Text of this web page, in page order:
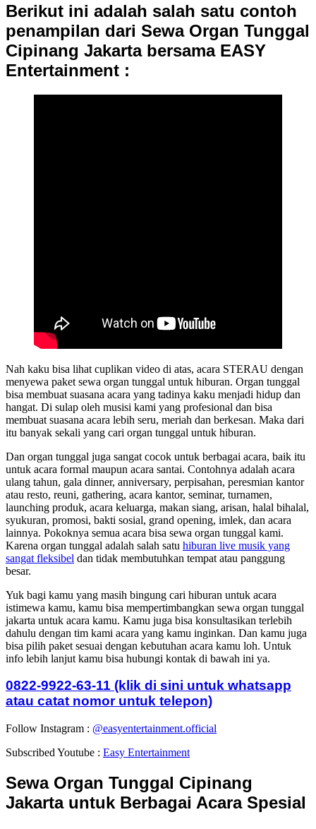
Berikut ini adalah salah satu contoh
penampilan dari Sewa Organ Tunggal
Cipinang Jakarta bersama EASY
Entertainment :
Nah kaku bisa lihat cuplikan video di atas, acara STERAU dengan
menyewa paket sewa organ tunggal untuk hiburan. Organ tunggal
bisa membuat suasana acara yang tadinya kaku menjadi hidup dan
hangat. Di sulap oleh musisi kami yang profesional dan bisa
membuat suasana acara lebih seru, meriah dan berkesan. Maka dari
itu banyak sekali yang cari organ tunggal untuk hiburan.
Dan organ tunggal juga sangat cocok untuk berbagai acara, baik itu
untuk acara formal maupun acara santai. Contohnya adalah acara
ulang tahun, gala dinner, anniversary, perpisahan, peresmian kantor
atau resto, reuni, gathering, acara kantor, seminar, turnamen,
launching produk, acara keluarga, makan siang, arisan, halal bihalal,
syukuran, promosi, bakti sosial, grand opening, imlek, dan acara
lainnya. Pokoknya semua acara bisa sewa organ tunggal kami.
Karena organ tunggal adalah salah satu hiburan live musik yang
sangat fleksibel dan tidak membutuhkan tempat atau panggung
besar.
Yuk bagi kamu yang masih bingung cari hiburan untuk acara
istimewa kamu, kamu bisa mempertimbangkan sewa organ tunggal
jakarta untuk acara kamu. Kamu juga bisa konsultasikan terlebih
dahulu dengan tim kami acara yang kamu inginkan. Dan kamu juga
bisa pilih paket sesuai dengan kebutuhan acara kamu loh. Untuk
info lebih lanjut kamu bisa hubungi kontak di bawah ini ya.
0822-9922-63-11 (klik di sini untuk whatsapp
atau catat nomor untuk telepon)
Follow Instagram : @easyentertainment.official
Subscribed Youtube : Easy Entertainment
Sewa Organ Tunggal Cipinang
Jakarta untuk Berbagai Acara Spesial